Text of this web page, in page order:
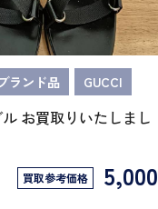
ランド品 GUCCI
お買取りいたしまし
買取参考価格 5,000